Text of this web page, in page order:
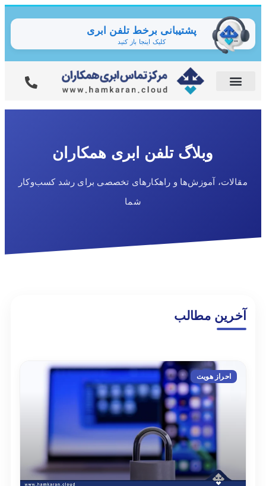
پشتیبانی برخط تلفن ابری
کلیک اینجا باز کنید
وبلاگ تلفن ابری همکاران
مقالات، آموزش‌ها و راهکارهای تخصصی برای رشد کسب‌وکار
شما
آخرین مطالب
احراز هویت